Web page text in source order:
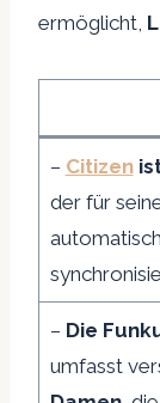
ermöglicht,
– Citizen
der für
– Die
umfasst